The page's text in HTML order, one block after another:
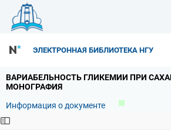
ЭЛЕКТРОННАЯ БИБЛИОТЕКА НГУ
ВАРИАБЕЛЬНОСТЬ ГЛИКЕМИИ ПРИ
МОНОГРАФИЯ
Информация о документе